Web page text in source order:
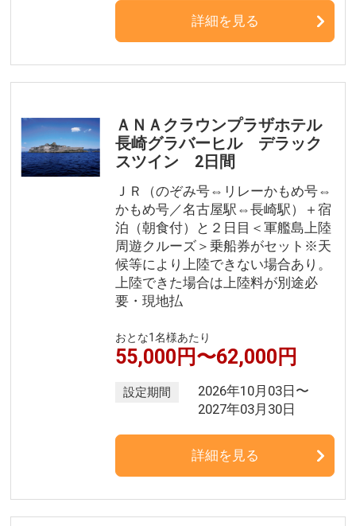
詳細を見る
ＡＮＡクラウンプラザホテル
長崎グラバーヒル デラック
スツイン 2日間
ＪＲ（のぞみ号⇔リレーかもめ号⇔
かもめ号／名古屋駅⇔長崎駅）＋宿
泊（朝食付）と２日目＜軍艦島上陸
周遊クルーズ＞乗船券がセット※天
候等により上陸できない場合あり。
上陸できた場合は上陸料が別途必
要・現地払
おとな1名様あたり
55,000円〜62,000円
設定期間
2026年10月03日〜
2027年03月30日
詳細を見る